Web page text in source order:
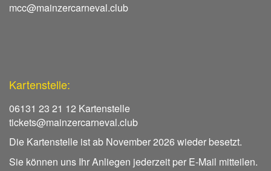
mcc@mainzercarneval.club
Kartenstelle:
06131 23 21 12 Kartenstelle
tickets@mainzercarneval.club
Die Kartenstelle ist ab November 2026 wieder besetzt.
Sie können uns Ihr Anliegen jederzeit per E-Mail mitteilen.